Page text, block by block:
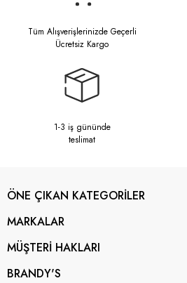
Tüm Alışverişlerinizde Geçerli
Ücretsiz Kargo
1-3 iş gününde
teslimat
ÖNE ÇIKAN KATEGORİLER
MARKALAR
MÜŞTERİ HAKLARI
BRANDY'S